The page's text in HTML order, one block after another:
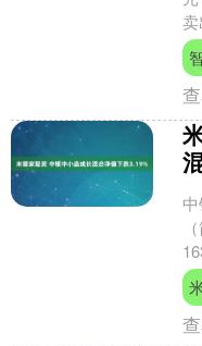
密